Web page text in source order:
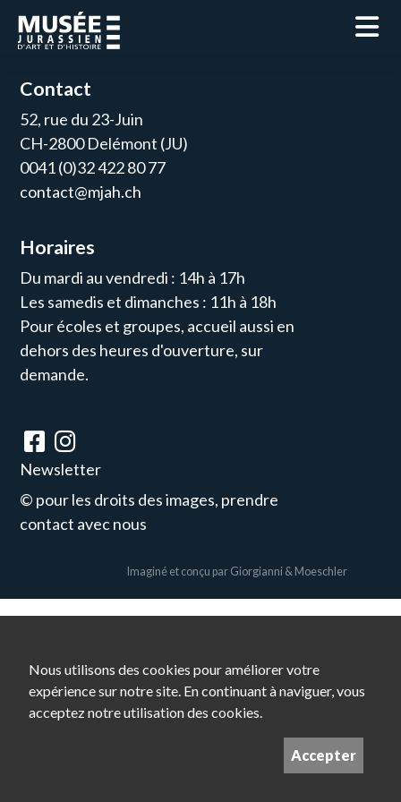
Contact
52, rue du 23-Juin
CH-2800 Delémont (JU)
0041 (0)32 422 80 77
contact@mjah.ch
Horaires
Du mardi au vendredi : 14h à 17h
Les samedis et dimanches : 11h à 18h
Pour écoles et groupes, accueil aussi en
dehors des heures d'ouverture, sur
demande.
Newsletter
© pour les droits des images, prendre
contact avec nous
Imaginé et conçu par Giorgianni & Moeschler
Nous utilisons des cookies pour améliorer votre
expérience sur notre site. En continuant à naviguer, vous
acceptez notre utilisation des cookies.
Accepter